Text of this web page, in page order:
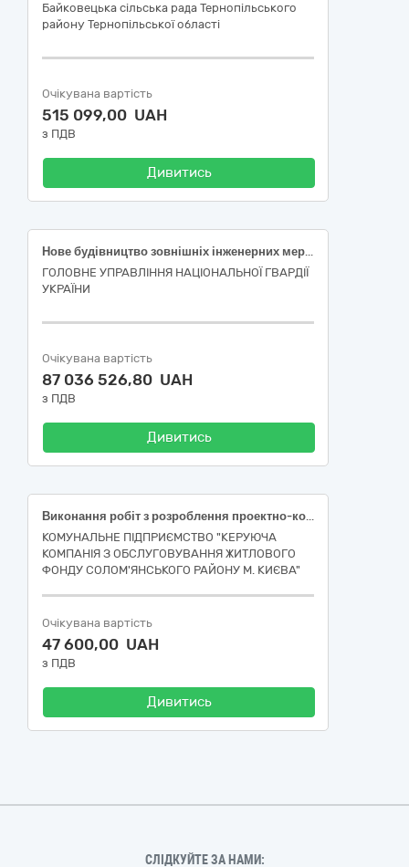
Байковецька сільська рада Тернопільського
району Тернопільської області
Очікувана вартість
515 099,00 UAH
з ПДВ
Дивитись
Нове будівництво зовнішніх інженерних мереж з підключенням до збірно-розбірних комплексних споруд Закарпатської області
ГОЛОВНЕ УПРАВЛІННЯ НАЦІОНАЛЬНОЇ ГВАРДІЇ
УКРАЇНИ
Очікувана вартість
87 036 526,80 UAH
з ПДВ
Дивитись
Виконання робіт з розроблення проектно-кошторисної документації по об’єкту: КАПІТАЛЬНИЙ РЕМОНТ ЕЛЕКТРИЧНИХ МЕРЕЖ/ЕЛЕКТРОЩИТОВИХ У ЖИТЛОВОМУ БУДИНКУ ЗА АДРЕСОЮ ВУЛ. ПРЕОБРАЖЕНСЬКА, 26 у Солом’янському районі м. Києва- [Настанова з визначення вартості проектних, науково-проектних, вишукувальних робіт та експертизи проектної документації на будівництві (за кодом CPV за ДК 021:2015 – 45230000-8 Будівництво трубопроводів, ліній зв’язку та електропередач, шосе, доріг, аеродромів і залізничних доріг; вирівнювання поверхонь, ІА01-9 Проектування та будівництво)] (стадія «Робочий проект»)
КОМУНАЛЬНЕ ПІДПРИЄМСТВО "КЕРУЮЧА
КОМПАНІЯ З ОБСЛУГОВУВАННЯ ЖИТЛОВОГО
ФОНДУ СОЛОМ'ЯНСЬКОГО РАЙОНУ М. КИЄВА"
Очікувана вартість
47 600,00 UAH
з ПДВ
Дивитись
СЛІДКУЙТЕ ЗА НАМИ: